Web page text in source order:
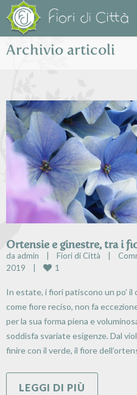
Archivio articoli
Ortensie e ginestre, tra i
da admin | Fiori di Città |
2019 | 1
In estate, i fiori patiscono un po’ il
come fiore reciso, non fa
per la sua forma piena e
soddisfa svariate esigenze. Dal
finire con il verde, il fiore
LEGGI DI PIÙ